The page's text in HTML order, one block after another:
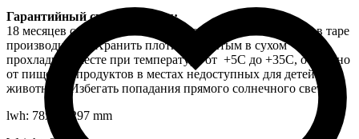
Гарантийный срок хранения:
18 месяцев со дня изготовления на заводе-изготовителе в таре
производителя. Хранить плотно закрытым в сухом
прохладном месте при температуре от +5С до +35С, отдельно
от пищевых продуктов в местах недоступных для детей и
животных. Избегать попадания прямого солнечного света.
lwh: 78x60x297 mm